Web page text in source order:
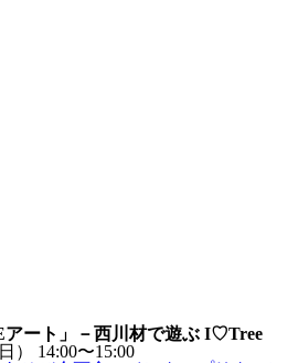
アート」－西川材で遊ぶ I♡Tree
） 14:00〜15:00